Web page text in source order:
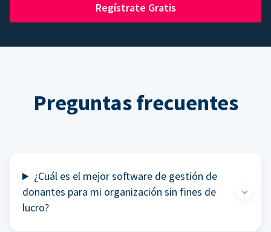
Regístrate Gratis
Preguntas frecuentes
¿Cuál es el mejor software de gestión de
donantes para mi organización sin fines de
lucro?